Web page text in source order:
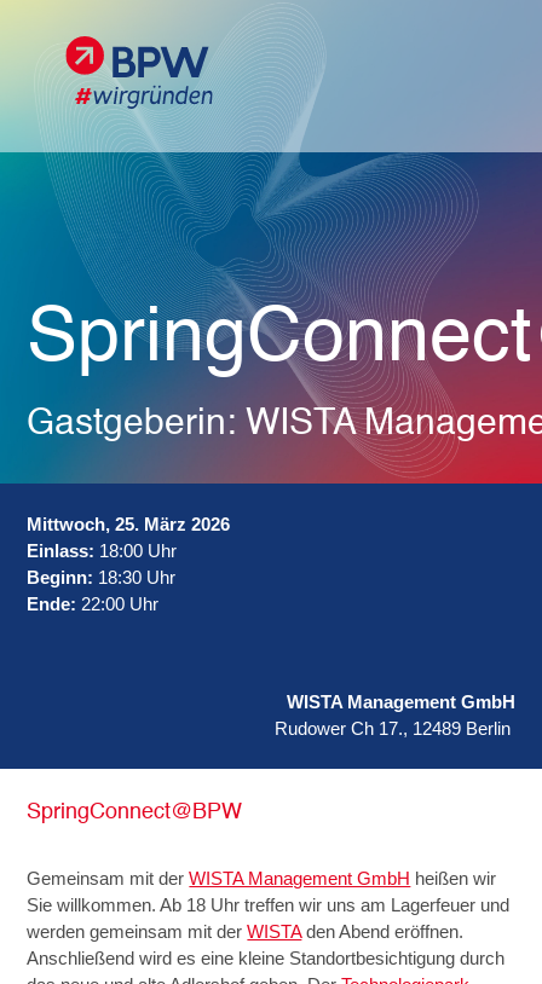
Gastgeberin: WISTA
Logo - SpringConnect@BPW
Mittwoch, 25. März 2026
Einlass: 18:00 Uhr
Beginn: 18:30 Uhr
Ende: 22:00 Uhr
WISTA Management GmbH
Rudower Ch 17., 12489 Berlin
SpringConnect@BPW
Gemeinsam mit derWISTA Management GmbH heißen wir
Sie willkommen. Ab 18 Uhr treffen wir uns am Lagerfeuer und
werden gemeinsam mit derWISTAden Abend eröffnen.
Anschließend wird es eine kleine Standortbesichtigung durch